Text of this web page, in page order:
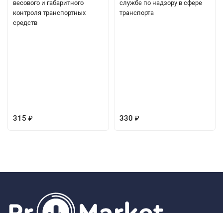
весового и габаритного
контроля транспортных
средств
315 ₽
службе по надзору в сфере
транспорта
330 ₽